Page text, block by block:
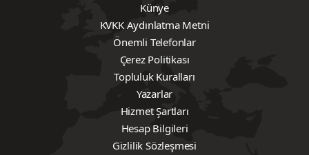
Künye
KVKK Aydınlatma Metni
Önemli Telefonlar
Çerez Politikası
Topluluk Kuralları
Yazarlar
Hizmet Şartları
Hesap Bilgileri
Gizlilik Sözleşmesi